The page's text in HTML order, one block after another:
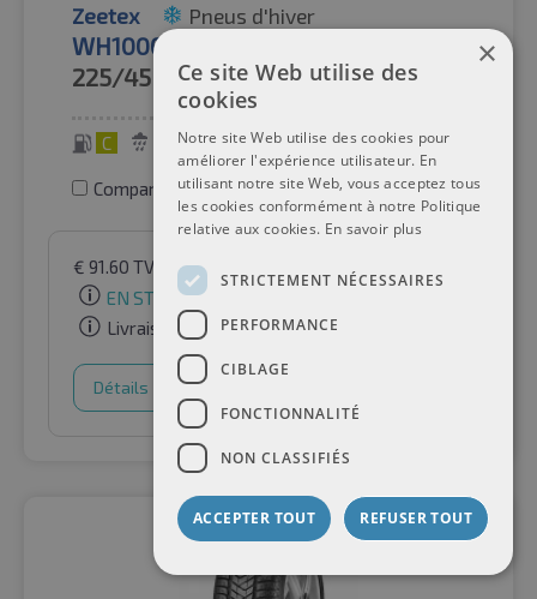
Zeetex Pneus d'hiver
WH1000 XL
225/45R1996V
C 71 dB
Comparer les pneus
€ 91.60 TVA incluse
par Auto-Raifen GmbH
EN STOCK
Livraison gratuite
Détails Panier d'achat
×
Ce site Web utilise des
cookies
Notre site Web utilise des cookies pour
améliorer l'expérience utilisateur. En
utilisant notre site Web, vous acceptez tous
les cookies conformément à notre Politique
relative aux cookies. En savoir plus
STRICTEMENT NÉCESSAIRES
PERFORMANCE
CIBLAGE
FONCTIONNALITÉ
NON CLASSIFIÉS
ACCEPTER TOUT REFUSER TOUT